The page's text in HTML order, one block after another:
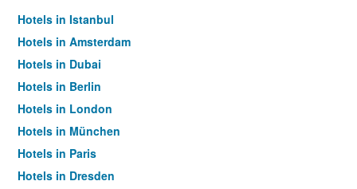
Hotels in Istanbul
Hotels in Amsterdam
Hotels in Dubai
Hotels in Berlin
Hotels in London
Hotels in München
Hotels in Paris
Hotels in Dresden